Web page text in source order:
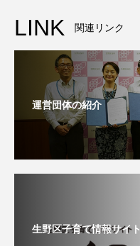
LINK 関連リンク
運営団体の紹介
生野区子育て情報サイト